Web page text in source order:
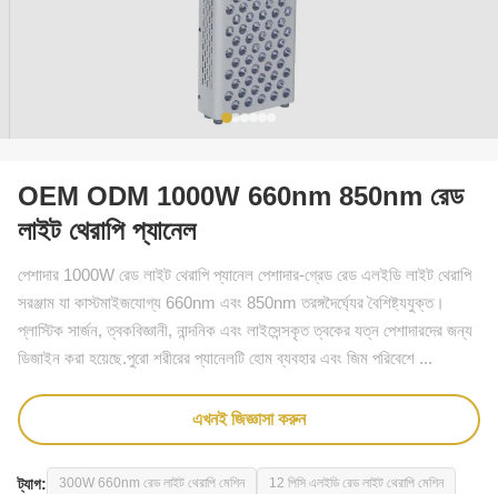
OEM ODM 1000W 660nm 850nm রেড
লাইট থেরাপি প্যানেল
পেশাদার 1000W রেড লাইট থেরাপি প্যানেল পেশাদার-গ্রেড রেড এলইডি লাইট থেরাপি
সরঞ্জাম যা কাস্টমাইজযোগ্য 660nm এবং 850nm তরঙ্গদৈর্ঘ্যের বৈশিষ্ট্যযুক্ত।
প্লাস্টিক সার্জন, ত্বকবিজ্ঞানী, নান্দনিক এবং লাইসেন্সকৃত ত্বকের যত্ন পেশাদারদের জন্য
ডিজাইন করা হয়েছে.পুরো শরীরের প্যানেলটি হোম ব্যবহার এবং জিম পরিবেশে ...
এখনই জিজ্ঞাসা করুন
ট্যাগ: 300W 660nm রেড লাইট থেরাপি মেশিন 12 পিসি এলইডি রেড লাইট থেরাপি মেশিন